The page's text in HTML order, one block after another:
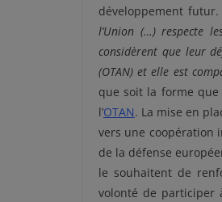
développement
l’Union (…) respecte
considèrent que leur
(OTAN) et elle est
que soit la forme
l’OTAN. La mise en
vers une coopération
de la défense
le souhaitent de
volonté de participer